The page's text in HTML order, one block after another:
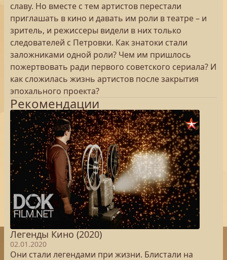
славу. Но вместе с тем артистов перестали
приглашать в кино и давать им роли в театре – и
зритель, и режиссеры видели в них только
следователей с Петровки. Как знатоки стали
заложниками одной роли? Чем им пришлось
пожертвовать ради первого советского сериала? И
как сложилась жизнь артистов после закрытия
эпохального проекта?
Рекомендации
Легенды Кино (2020)
02.01.2020
Они стали легендами при жизни. Блистали на